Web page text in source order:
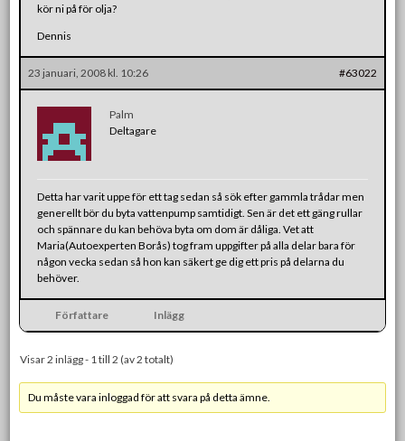
kör ni på för olja?
Dennis
23 januari, 2008 kl. 10:26 #63022
Palm
Deltagare
Detta har varit uppe för ett tag sedan så sök efter gammla trådar men
generellt bör du byta vattenpump samtidigt. Sen är det ett gäng rullar
och spännare du kan behöva byta om dom är dåliga. Vet att
Maria(Autoexperten Borås) tog fram uppgifter på alla delar bara för
någon vecka sedan så hon kan säkert ge dig ett pris på delarna du
behöver.
Författare Inlägg
Visar 2 inlägg - 1 till 2 (av 2 totalt)
Du måste vara inloggad för att svara på detta ämne.